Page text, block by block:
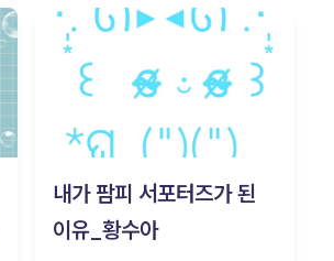
내가 팜피 서포터즈가 된
이유_황수아